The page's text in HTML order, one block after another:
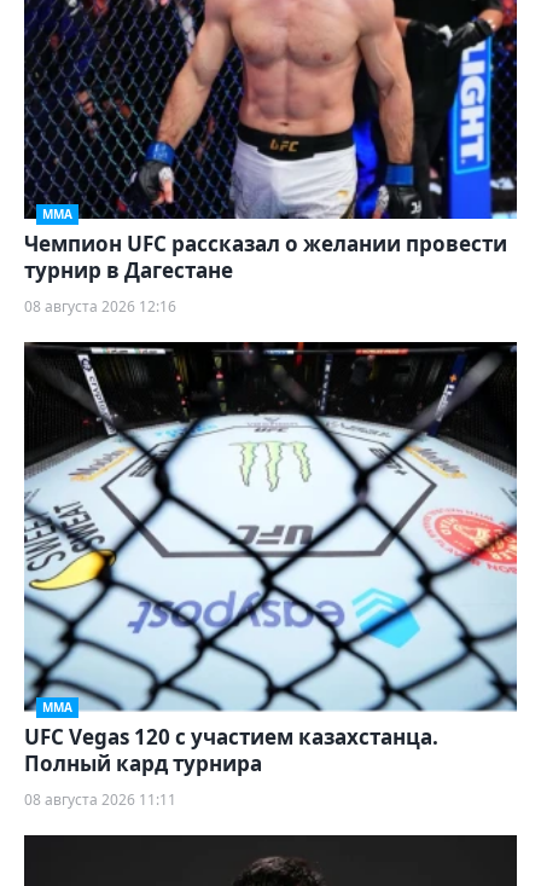
ММА
Чемпион UFC рассказал о желании провести
турнир в Дагестане
08 августа 2026 12:16
ММА
UFC Vegas 120 с участием казахстанца.
Полный кард турнира
08 августа 2026 11:11